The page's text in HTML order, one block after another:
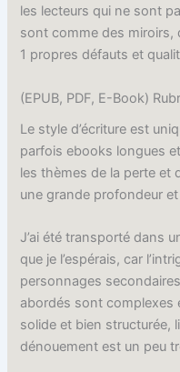
les lecteurs qui ne sont
sont comme des miroirs,
1 propres défauts et
(EPUB, PDF, E-Book)
Le style d’écriture est
parfois ebooks longues
les thèmes de la perte et
une grande profondeur
J’ai été transporté dans
que je l’espérais, car
personnages
abordés sont complexes
solide et bien structurée,
dénouement est un peu